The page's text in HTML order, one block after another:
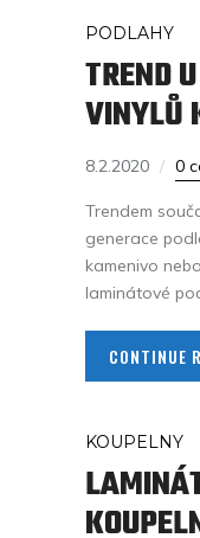
PODLAHY
TREND
VINYLŮ
8.2.2020 0
Trendem
generace
kamenivo
laminátové
CONTINUE
KOUPELNY